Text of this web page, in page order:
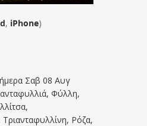
, iPhone)
Σαβ 08 Αυγ
Φύλλη,
Τριανταφυλλίνη, Ρόζα,